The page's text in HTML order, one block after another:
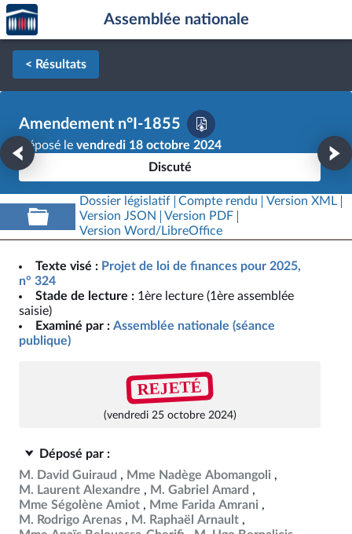
Aller au contenu
Aller en bas de la page
Accèder
à la
page
d'accueil
Assemblée nationale
< Résultats
Amendement n°I-1855
Déposé le vendredi 18 octobre 2024
Discuté
Dossier législatif Compte rendu
Version XML
Version JSON
Version PDF
Version Word/LibreOffice
Texte visé : Projet de loi de finances pour 2025,
n° 324
Stade de lecture : 1ère lecture (1ère assemblée
saisie)
Examiné par : Assemblée nationale (séance
publique)
REJETÉ
(vendredi 25 octobre 2024)
Déposé par :
M. David Guiraud
Mme Nadège Abomangoli
M. Laurent Alexandre
M. Gabriel Amard
Mme Ségolène Amiot
Mme Farida Amrani
M. Rodrigo Arenas
M. Raphaël Arnault